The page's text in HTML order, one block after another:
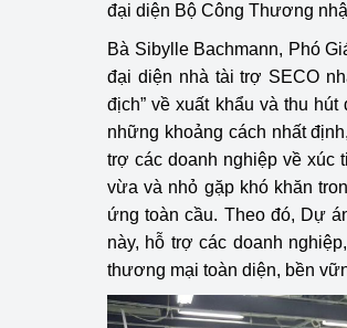
đại diện Bộ Công Thương
Bà Sibylle Bachmann, Phó
đại diện nhà tài trợ SECO
địch” về xuất khẩu và thu
những khoảng cách nhất
trợ các doanh nghiệp về xúc
vừa và nhỏ gặp khó khăn
ứng toàn cầu. Theo đó, Dự
này, hỗ trợ các doanh
thương mại toàn diện, bền